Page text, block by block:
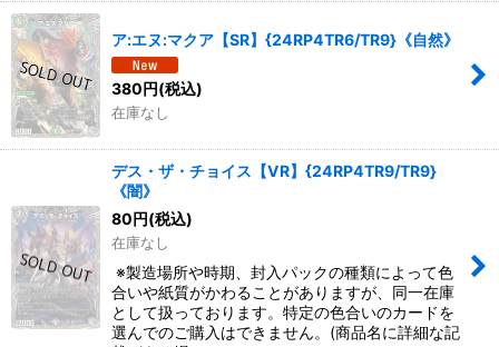
ア:エヌ:マクア【SR】{24RP4TR6/TR9}《自然》
380円(税込)
在庫なし
デス・ザ・チョイス【VR】{24RP4TR9/TR9}
《闇》
80円(税込)
在庫なし
※製造場所や時期、封入パックの種類によって色
合いや紙質がかわることがありますが、同一在庫
として扱っております。特定の色合いのカードを
選んでのご購入はできません。(商品名に詳細な記